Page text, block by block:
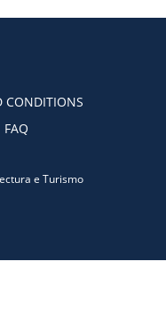
CONDITIONS
FAQ
e Turismo